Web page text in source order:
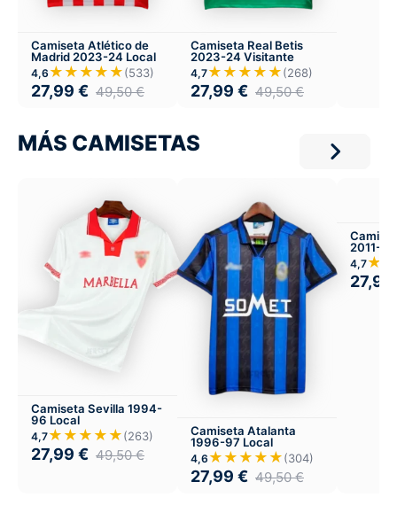
Camiseta Atlético de
Madrid 2023-24 Local
4,6 ★★★★★(533)
27,99 € 49,50€
Camiseta Real Betis
2023-24 Visitante
4,7★★★★★(268)
27,99 € 49,50€
MÁS CAMISETAS
Camiseta Sevilla 1994-
96 Local
4,7★★★★★(263)
27,99 € 49,50€
Camiseta Atalanta
1996-97 Local
4,6 ★★★★★(304)
27,99 € 49,50€
2011-
4,7
27,99